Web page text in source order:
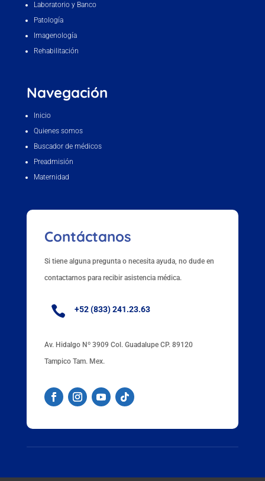
Laboratorio y Banco
Patología
Imagenología
Rehabilitación
Navegación
Inicio
Quienes somos
Buscador de médicos
Preadmisión
Maternidad
Contáctanos
Si tiene alguna pregunta o necesita ayuda, no dude en
contactarnos para recibir asistencia médica.
 +52 (833) 241.23.63
Av. Hidalgo Nº 3909 Col. Guadalupe CP. 89120
Tampico Tam. Mex.